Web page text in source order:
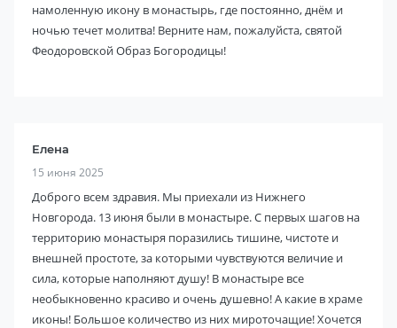
намоленную икону в монастырь, где постоянно, днём и
ночью течет молитва! Верните нам, пожалуйста, святой
Феодоровской Образ Богородицы!
Елена
15 июня 2025
Доброго всем здравия. Мы приехали из Нижнего
Новгорода. 13 июня были в монастыре. С первых шагов на
территорию монастыря поразились тишине, чистоте и
внешней простоте, за которыми чувствуются величие и
сила, которые наполняют душу! В монастыре все
необыкновенно красиво и очень душевно! А какие в храме
иконы! Большое количество из них мироточащие! Хочется